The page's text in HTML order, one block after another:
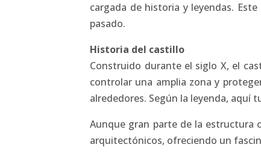
cargada de historia y leyendas.
pasado.
Historia del castillo
Construido durante el siglo X, el
controlar una amplia zona y
alrededores. Según la leyenda, aquí
Aunque gran parte de la estructura
arquitectónicos, ofreciendo un